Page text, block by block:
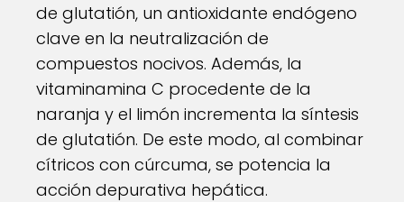
de glutatión, un antioxidante endógeno
clave en la neutralización de
compuestos nocivos. Además, la
vitaminamina C procedente de la
naranja y el limón incrementa la síntesis
de glutatión. De este modo, al combinar
cítricos con cúrcuma, se potencia la
acción depurativa hepática.